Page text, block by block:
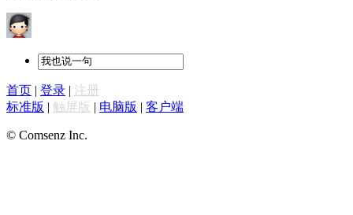
首页 | 登录 | 注册
标准版 | 触屏版 | 电脑版 | 客户端
© Comsenz Inc.